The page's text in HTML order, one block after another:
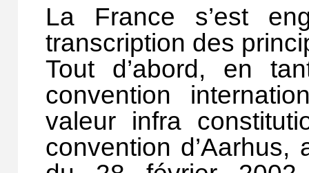
La France s’est
transcription des
Tout d’abord, en
convention
valeur infra
convention